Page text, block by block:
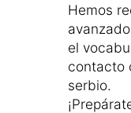
Hemos
el
contacto
serbio.